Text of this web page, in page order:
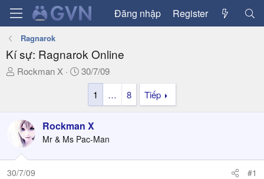
Đăng nhập Register
Ragnarok
Kí sự: Ragnarok Online
T
a
d
s
t
a
Rockman X
N
ử
i
30/7/09
1
… 8 Tiếp
Rockman X
Mr & Ms Pac-Man
30/7/09 #1